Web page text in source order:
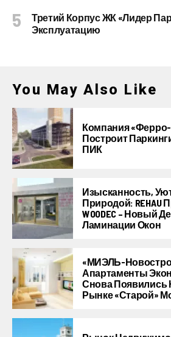
Третий Корпус ЖК «Лидер
Эксплуатацию
You May Also Like
Компания
Построит
ПИК
Изысканность,
Природой: REHAU
WOODEC – Новый
Ламинации Окон
«МИЭЛЬ-
Апартаменты
Снова Появились
Рынке «старой»